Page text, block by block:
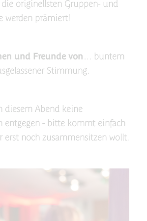
die originellsten Gruppen- und
werden prämiert!
und Freunde von … buntem
Stimmung.
diesem Abend keine
entgegen - bitte kommt einfach
erst noch zusammensitzen wollt.